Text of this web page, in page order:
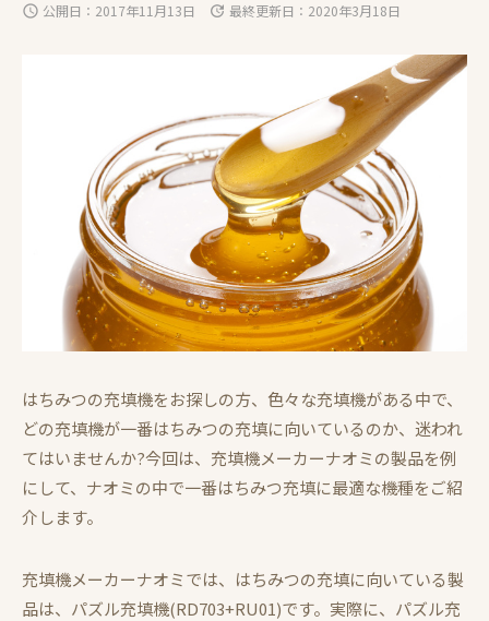
schedule 公開日：2017年11月13日 update 最終更新日：2020年3月18日
はちみつの充填機をお探しの方、色々な充填機がある中で、
どの充填機が一番はちみつの充填に向いているのか、迷われ
てはいませんか?今回は、充填機メーカーナオミの製品を例
にして、ナオミの中で一番はちみつ充填に最適な機種をご紹
介します。
充填機メーカーナオミでは、はちみつの充填に向いている製
品は、パズル充填機(RD703+RU01)です。実際に、パズル充